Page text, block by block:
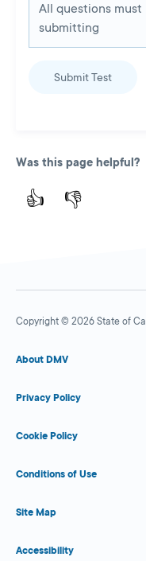
All questions must
submitting
Submit Test
Was this page helpful?
👍 👎
Copyright © 2026 State of
About DMV
Privacy Policy
Cookie Policy
Conditions of Use
Site Map
Accessibility